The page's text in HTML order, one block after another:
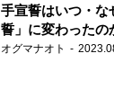
手宣誓はいつ・な
誓」に変わったの
オグマナオト